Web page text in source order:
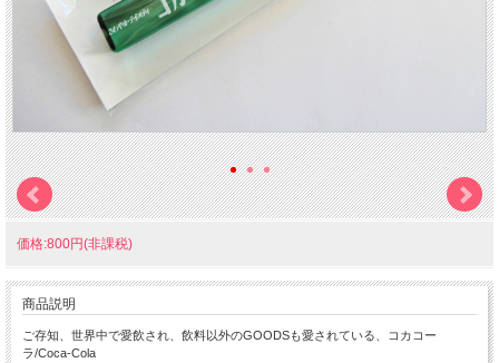
価格:800円(非課税)
商品説明
ご存知、世界中で愛飲され、飲料以外のGOODSも愛されている、コカコー
ラ/Coca-Cola